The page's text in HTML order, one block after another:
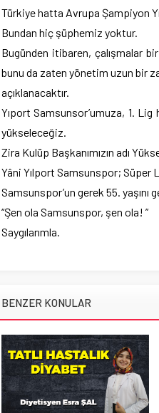
Türkiye hatta Avrupa Şampiyon
Bundan hiç şüphemiz yoktur.
Bugünden itibaren, çalışmalar
bunu da zaten yönetim uzun bir
açıklanacaktır.
Yıport Samsunsor’umuza, 1. Lig
yükseleceğiz.
Zira Kulüp Başkanımızın adı
Yâni Yılport Samsunspor; Süper
Samsunspor’un gerek 55.
“Şen ola Samsunspor, şen ola! ”
Saygılarımla.
BENZER KONULAR